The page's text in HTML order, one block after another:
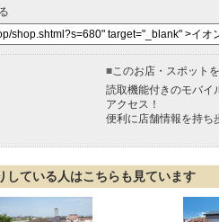
■このお店・スポット
読取機能付きのモバイ
アクセス！
便利に店舗情報を持ち
している人はこちらも見ています